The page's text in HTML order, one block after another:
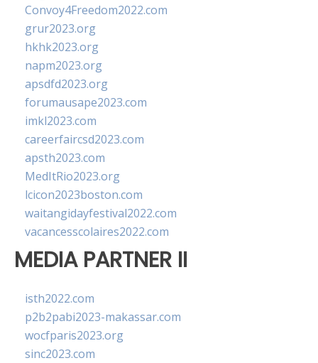
Convoy4Freedom2022.com
grur2023.org
hkhk2023.org
napm2023.org
apsdfd2023.org
forumausape2023.com
imkl2023.com
careerfaircsd2023.com
apsth2023.com
MedItRio2023.org
lcicon2023boston.com
waitangidayfestival2022.com
vacancesscolaires2022.com
MEDIA PARTNER II
isth2022.com
p2b2pabi2023-makassar.com
wocfparis2023.org
sinc2023.com